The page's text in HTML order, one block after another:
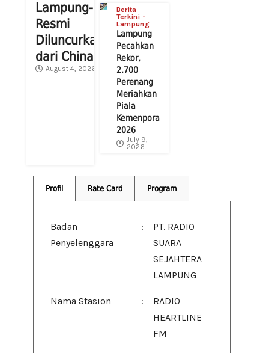
Lampung-1
Resmi
Diluncurkan
dari China
August 4, 2026
Berita
Terkini
Lampung
Lampung
Pecahkan
Rekor,
2.700
Perenang
Meriahkan
Piala
Kemenpora
2026
July 9,
2026
Profil Rate Card Program
Badan
Penyelenggara
:
PT. RADIO
SUARA
SEJAHTERA
LAMPUNG
Nama Stasion :
RADIO
HEARTLINE
FM